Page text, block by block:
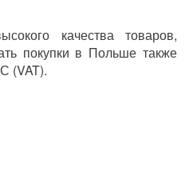
качества товаров,
покупки в Польше также
(VAT).